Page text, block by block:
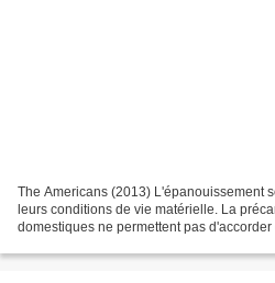
The Americans (2013) L'épanouissement
leurs conditions de vie matérielle. La
domestiques ne permettent pas